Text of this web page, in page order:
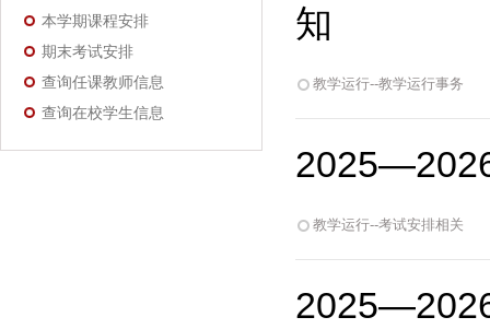
本学期课程安排
期末考试安排
查询任课教师信息
查询在校学生信息
知
教学运行--教学运行事务
教学运行--考试安排相关